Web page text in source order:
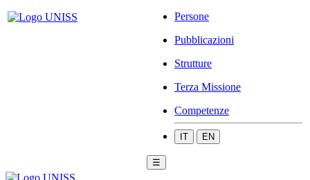
Persone
Pubblicazioni
Strutture
Terza Missione
Competenze
IT EN
☰